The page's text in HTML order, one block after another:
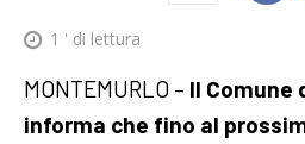
1 ' di lettura
MONTEMURLO – Il Comune
informa che fino al